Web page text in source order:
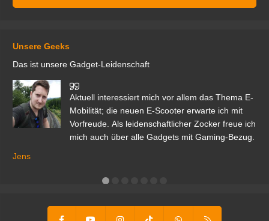
Unsere Geeks
Das ist unsere Gadget-Leidenschaft
Aktuell interessiert mich vor allem das Thema E-
Mobilität; die neuen E-Scooter erwarte ich mit
Vorfreude. Als leidenschaftlicher Zocker freue ich
mich auch über alle Gadgets mit Gaming-Bezug.
Jens